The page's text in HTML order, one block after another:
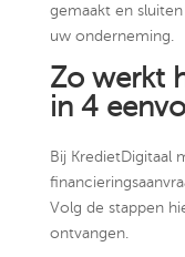
gemaakt en
uw onderneming.
Zo werkt
in 4
Bij KredietDigitaal
Volg de stappen
ontvangen.